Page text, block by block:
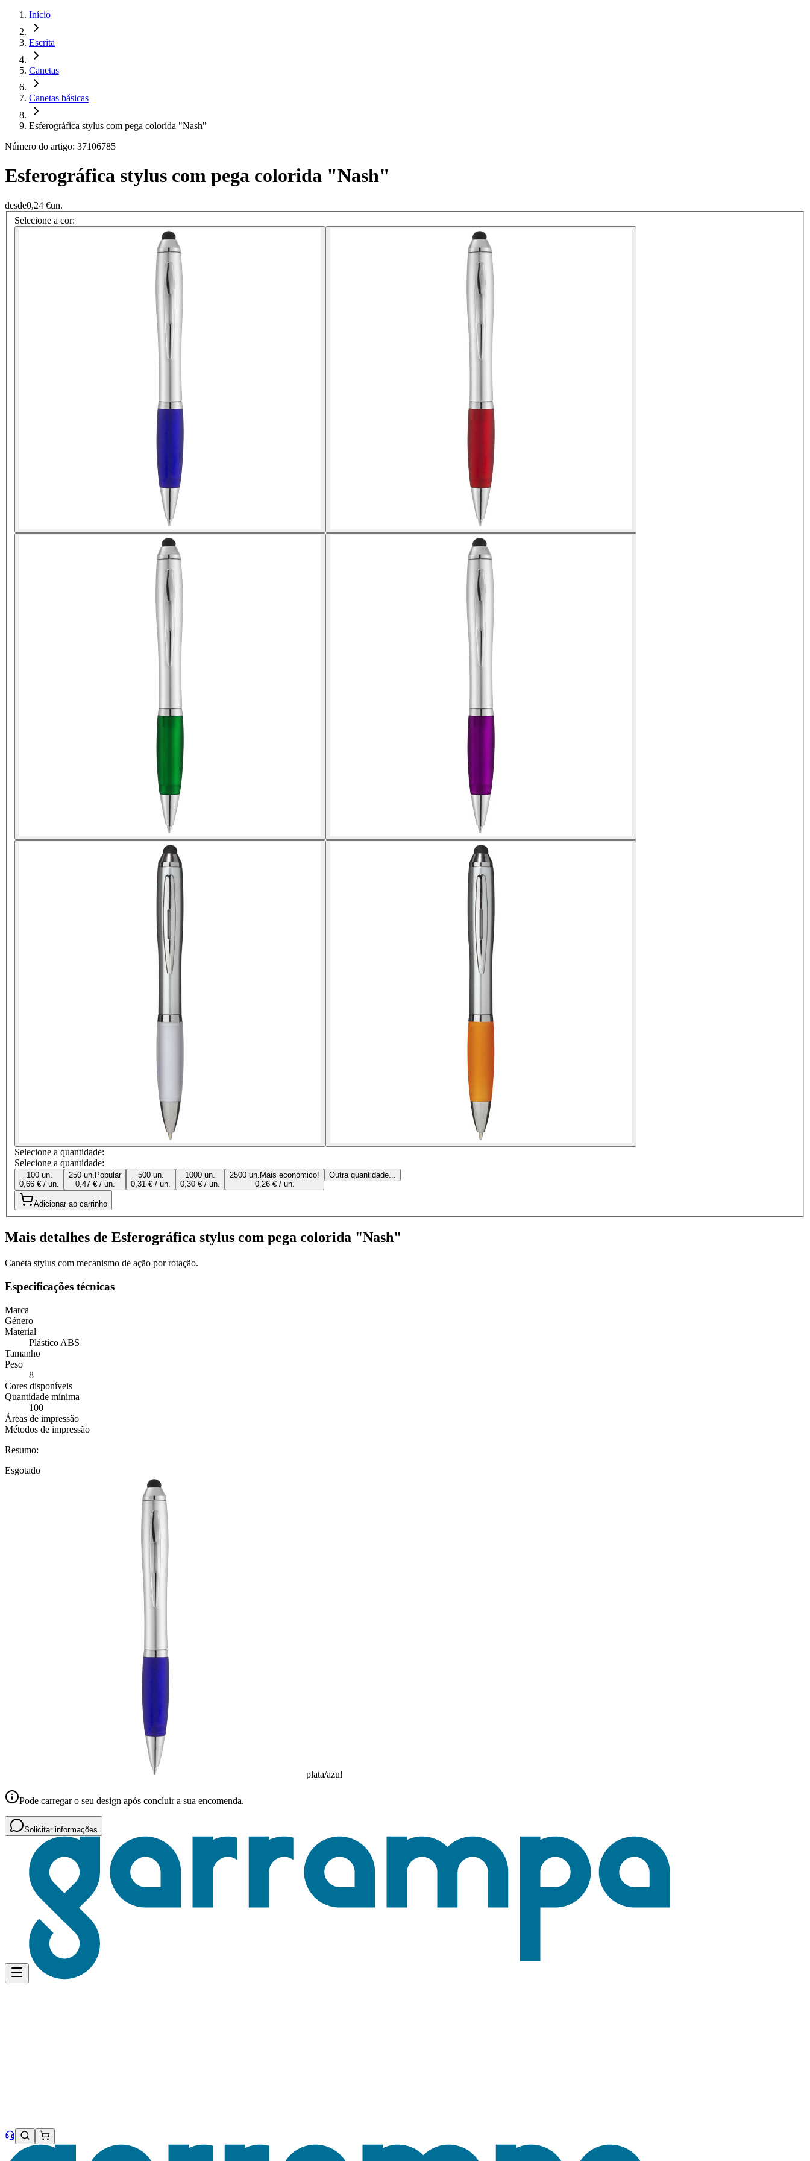
Início
Escrita
Canetas
Canetas básicas
Esferográfica stylus com pega colorida "Nash"
Número do artigo: 37106785
Esferográfica stylus com pega colorida "Nash"
desde0,24 €un.
Selecione a cor:
Selecione a quantidade:
Selecione a quantidade:
100 un.
0,66 € / un.
250 un. Popular
0,47 € / un.
500 un.
0,31 € / un.
1000 un.
0,30 € / un.
2500 un. Mais económico!
0,26 € / un.
Outra quantidade...
Adicionar ao carrinho
Mais detalhes de Esferográfica stylus com pega colorida "Nash"
Caneta stylus com mecanismo de ação por rotação.
Especificações técnicas
Marca
Género
Material
Plástico ABS
Tamanho
Peso
8
Cores disponíveis
Quantidade mínima
100
Áreas de impressão
Métodos de impressão
Resumo:
Esgotado
plata/azul
Pode carregar o seu design após concluir a sua encomenda.
Solicitar informações